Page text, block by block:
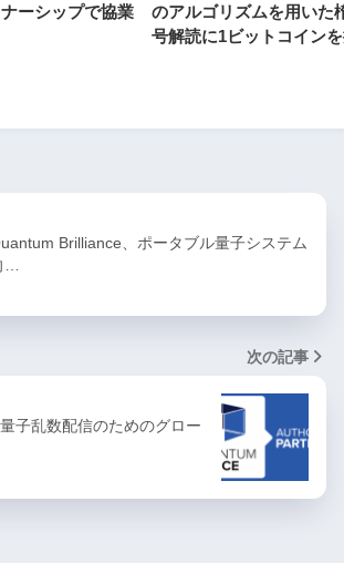
ーシップで協業
のアルゴリズムを用いた
号解読に1ビットコイン
Brilliance、ポータブル量子システム
…
次の記事
子乱数配信のためのグロー